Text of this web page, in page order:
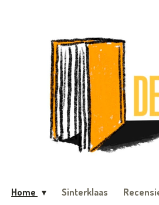
Home Sinterklaas